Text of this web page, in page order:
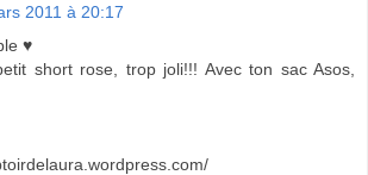
2011 à 20:17
♥
short rose, trop joli!!! Avec ton sac Asos,